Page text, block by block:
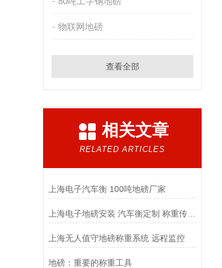
物联网地磅
查看全部
相关文章
RELATED ARTICLES
上海电子汽车衡 100吨地磅厂家
上海电子地磅安装 汽车衡定制 称重传感器
上海无人值守地磅称重系统 远程监控
地磅：重要的称重工具